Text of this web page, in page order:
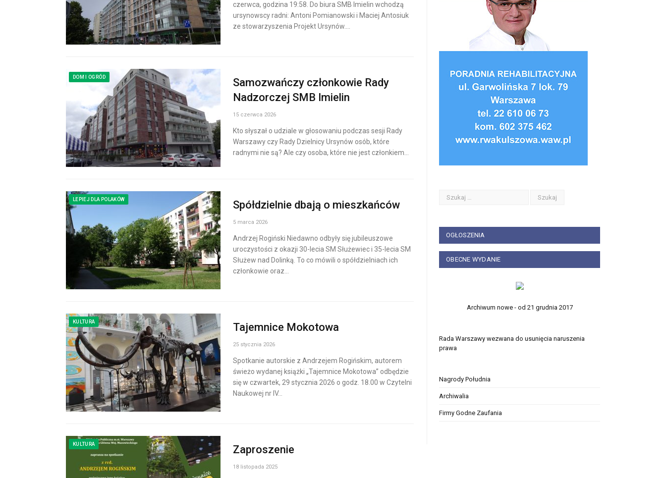
czerwca, godzina 19:58. Do biura SMB Imielin wchodzą
ursynowscy radni: Antoni Pomianowski i Maciej Antosiuk
ze stowarzyszenia Projekt Ursynów.…
DOM I OGRÓD
Samozwańczy członkowie Rady
Nadzorczej SMB Imielin
15 czerwca 2026
Kto słyszał o udziale w głosowaniu podczas sesji Rady
Warszawy czy Rady Dzielnicy Ursynów osób, które
radnymi nie są? Ale czy osoba, które nie jest członkiem…
LEPIEJ DLA POLAKÓW Spółdzielnie dbają o mieszkańców
5 marca 2026
Andrzej Rogiński Niedawno odbyły się jubileuszowe
uroczystości z okazji 30-lecia SM Służewiec i 35-lecia SM
Służew nad Dolinką. To co mówili o spółdzielniach ich
członkowie oraz…
KULTURA Tajemnice Mokotowa
25 stycznia 2026
Spotkanie autorskie z Andrzejem Rogińskim, autorem
świeżo wydanej książki „Tajemnice Mokotowa” odbędzie
się w czwartek, 29 stycznia 2026 o godz. 18.00 w Czytelni
Naukowej nr IV…
KULTURA Zaproszenie
18 listopada 2025
OGŁOSZENIA
OBECNE WYDANIE
Archiwum nowe - od 21 grudnia 2017
Rada Warszawy wezwana do usunięcia naruszenia
prawa
Nagrody Południa
Archiwalia
Firmy Godne Zaufania